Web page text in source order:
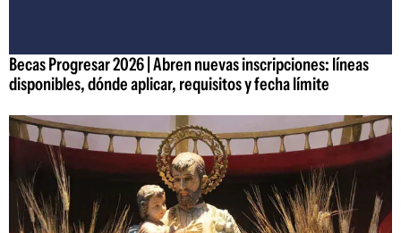
Becas Progresar 2026 | Abren nuevas inscripciones: líneas
disponibles, dónde aplicar, requisitos y fecha límite